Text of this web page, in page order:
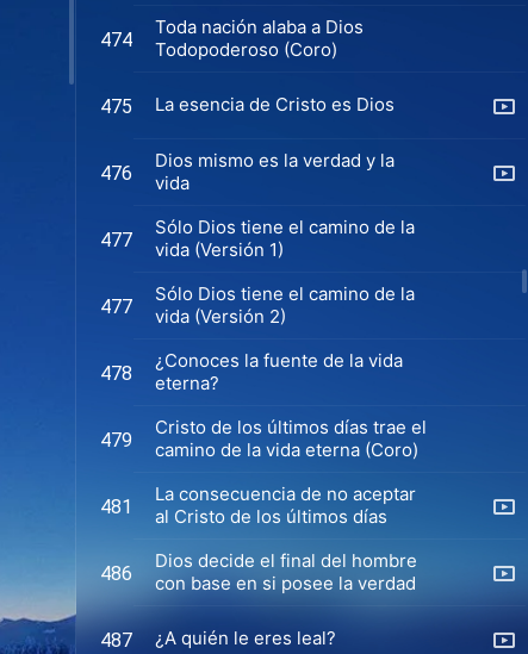
474
Toda nación alaba a Dios
Todopoderoso (Coro)
475 La esencia de Cristo es Dios
476
Dios mismo es la verdad y la
vida
477
Sólo Dios tiene el camino de la
vida (Versión 1)
477
Sólo Dios tiene el camino de la
vida (Versión 2)
478
¿Conoces la fuente de la vida
eterna?
479
Cristo de los últimos días trae el
camino de la vida eterna (Coro)
481
La consecuencia de no aceptar
al Cristo de los últimos días
486
Dios decide el final del hombre
con base en si posee la verdad
487 ¿A quién le eres leal?